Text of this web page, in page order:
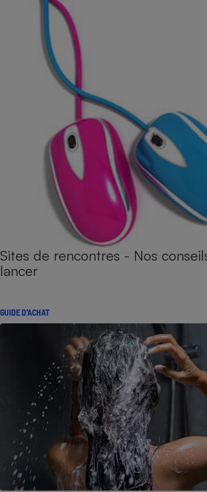
Sites de rencontres - Nos
lancer
GUIDE D'ACHAT